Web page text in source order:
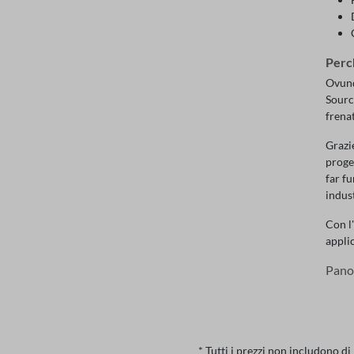
far
Con l'
* Tutti i prezzi non includono di